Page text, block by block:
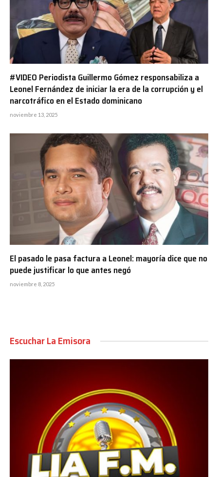
#VIDEO Periodista Guillermo Gómez responsabiliza a
Leonel Fernández de iniciar la era de la corrupción y el
narcotráfico en el Estado dominicano
noviembre 13, 2025
El pasado le pasa factura a Leonel: mayoría dice que no
puede justificar lo que antes negó
noviembre 8, 2025
Escuchar La Emisora